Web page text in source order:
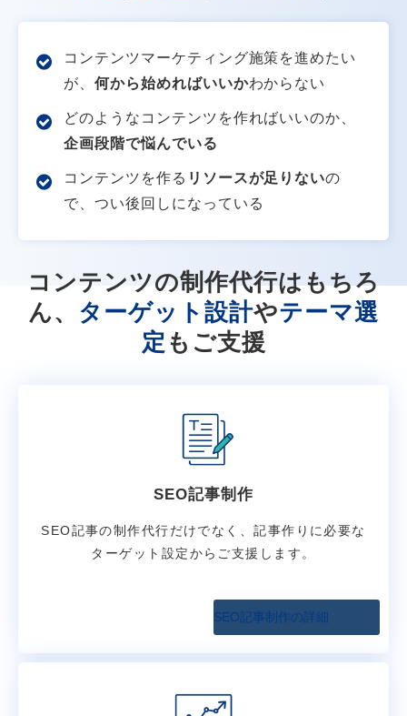
コンテンツマーケティング施策を進めたい
が、 何から始めればいいかわからない
どのようなコンテンツを作ればいいのか、
企画段階で悩んでいる
コンテンツを作る リソースが足りないの
で、つい後回しになっている
コンテンツの制作代行はもちろ
ん、 ターゲット設計やテーマ選
定 もご支援
SEO記事制作
SEO記事の制作代行だけでなく、記事作りに必要な
ターゲット設定からご支援します。
SEO記事制作の詳細